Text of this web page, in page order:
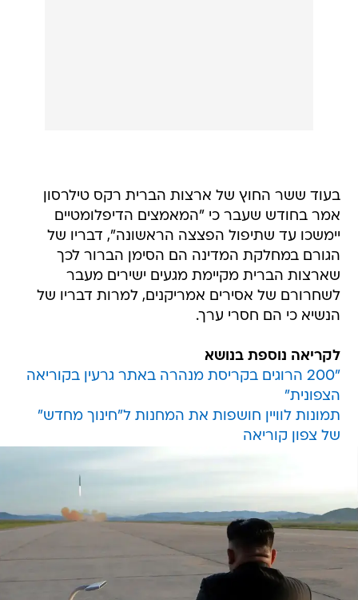
בעוד ששר החוץ של ארצות הברית רקס טילרסון
אמר בחודש שעבר כי "המאמצים הדיפלומטיים
יימשכו עד שתיפול הפצצה הראשונה", דבריו של
הגורם במחלקת המדינה הם הסימן הברור לכך
שארצות הברית מקיימת מגעים ישירים מעבר
לשחרורם של אסירים אמריקנים, למרות דבריו של
הנשיא כי הם חסרי ערך.
לקריאה נוספת בנושא
"200 הרוגים בקריסת מנהרה באתר גרעין בקוריאה
הצפונית"
תמונות לוויין חושפות את המחנות ל"חינוך מחדש"
של צפון קוריאה